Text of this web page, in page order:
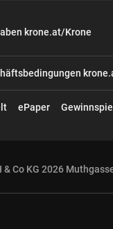
krone.at/Krone
ePaper
Co KG 2026